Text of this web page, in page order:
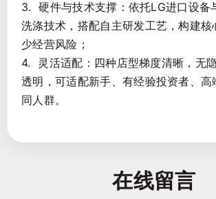
3. 硬件与技术支撑：依托LG进口设备
洗涤技术，搭配自主研发工艺，构建核
少经营风险；
4. 灵活适配：四种店型梯度清晰，无
透明，可适配新手、有经验投资者、高
同人群。
在线留言